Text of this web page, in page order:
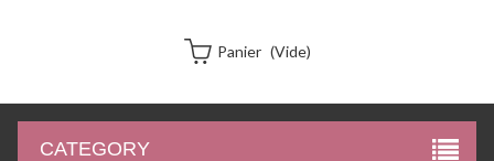
Panier (vide)
CATEGORY